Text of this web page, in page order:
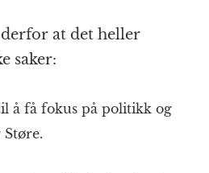
at det heller
saker:
å få fokus på politikk og